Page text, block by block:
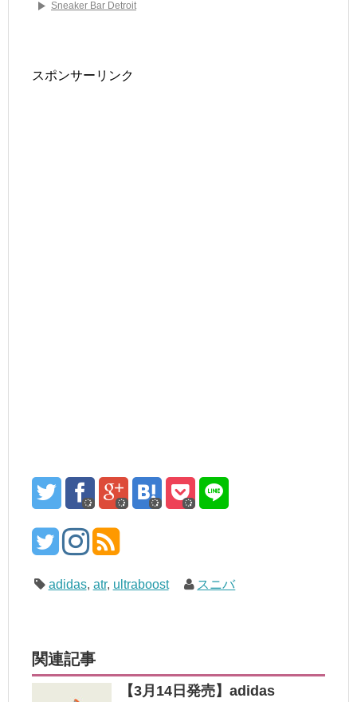
Sneaker Bar Detroit
スポンサーリンク
adidas, atr, ultraboost スニバ
関連記事
【3月14日発売】adidas